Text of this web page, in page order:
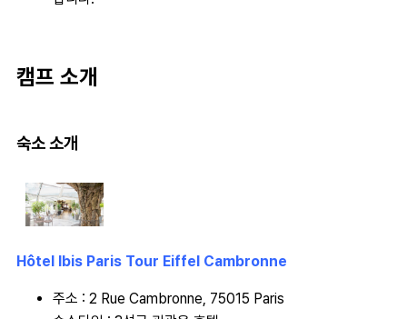
캠프 소개
숙소 소개
Hôtel Ibis Paris Tour Eiffel Cambronne
주소 : 2 Rue Cambronne, 75015 Paris